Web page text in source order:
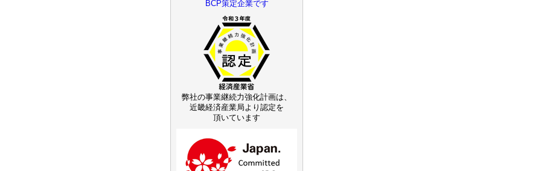
BCP策定企業です
弊社の事業継続力強化計画は、
近畿経済産業局より認定を
頂いています